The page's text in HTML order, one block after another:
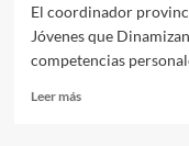
El coordinador
Jóvenes que
competencias
Leer másLeer